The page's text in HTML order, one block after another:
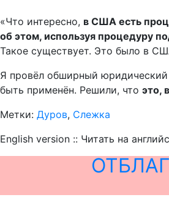
«Что интересно, в США есть
об этом, используя процедуру
Такое существует. Это было в
Я провёл обширный юридический
быть применён. Решили, что это,
Метки: Дуров, Слежка
English version :: Читать на